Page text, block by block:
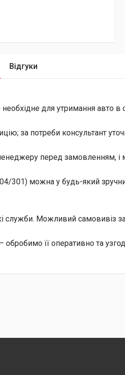
Відгуки
для утримання авто
за потреби консультант
перед замовленням, і
301) можна у будь-який
служби. Можливий самовивіз
її оперативно та